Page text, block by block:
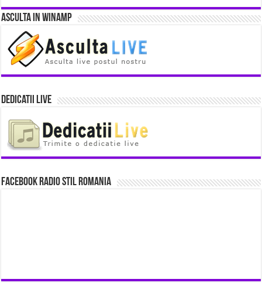
Asculta in Winamp
Dedicatii Live
Facebook Radio Stil Romania